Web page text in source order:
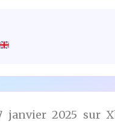
janvier 2025 sur